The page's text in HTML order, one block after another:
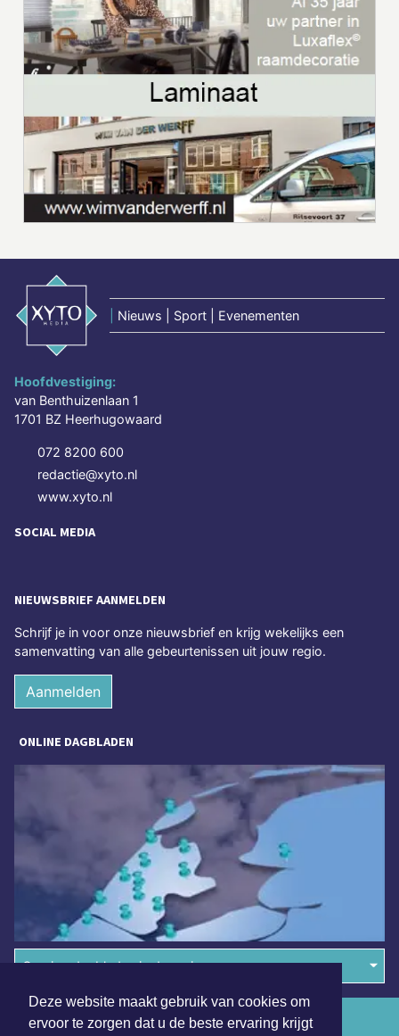
Deze website maakt gebruik van cookies om
ervoor te zorgen dat u de beste ervaring krijgt
Nieuws | Sport | Evenementen
Hoofdvestiging:
van Benthuizenlaan 1
1701 BZ Heerhugowaard
072 8200 600
redactie@xyto.nl
www.xyto.nl
SOCIAL MEDIA
NIEUWSBRIEF AANMELDEN
Schrijf je in voor onze nieuwsbrief en krijg wekelijks een
samenvatting van alle gebeurtenissen uit jouw regio.
Aanmelden
ONLINE DAGBLADEN
Overige dagbladen in de regio
Algemene voorwaarden